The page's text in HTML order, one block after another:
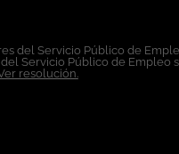
del Servicio Público de
Servicio Público de Empleo
resolución.